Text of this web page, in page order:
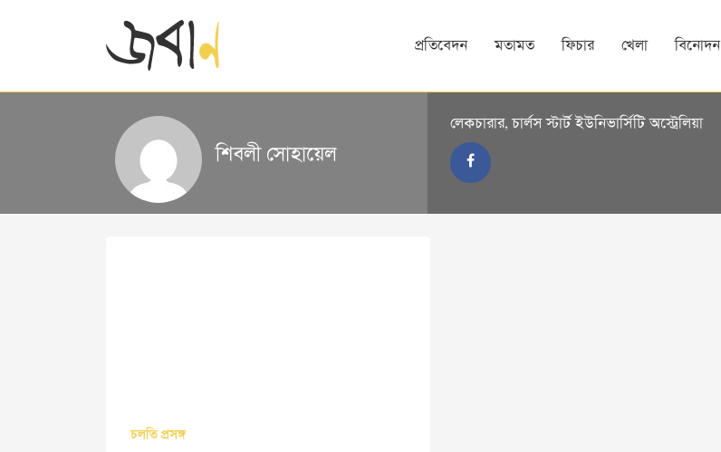
প্রতিবেদন মতামত ফিচার খেলা বিনোদন
শিবলী সোহায়েল
লেকচারার, চার্লস স্টার্ট ইউনিভার্সিটি অস্ট্রেলিয়া
চলতি প্রসঙ্গ